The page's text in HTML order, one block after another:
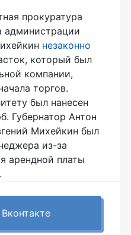
прокуратура
администрации
незаконно
который был
компании,
торгов.
был нанесен
Губернатор Антон
Михейкин был
из-за
арендной платы